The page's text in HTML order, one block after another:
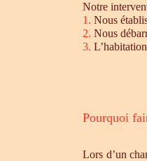
Notre
1. Nous
2. Nous
3.
Pourquoi
Lors d’un